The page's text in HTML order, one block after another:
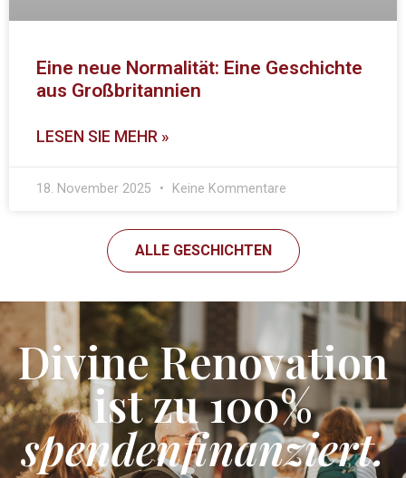
Eine neue Normalität: Eine Geschichte
aus Großbritannien
LESEN SIE MEHR »
18. November 2025 Keine Kommentare
ALLE GESCHICHTEN
Divine Renovation
ist zu 100%
spendenfinanziert.